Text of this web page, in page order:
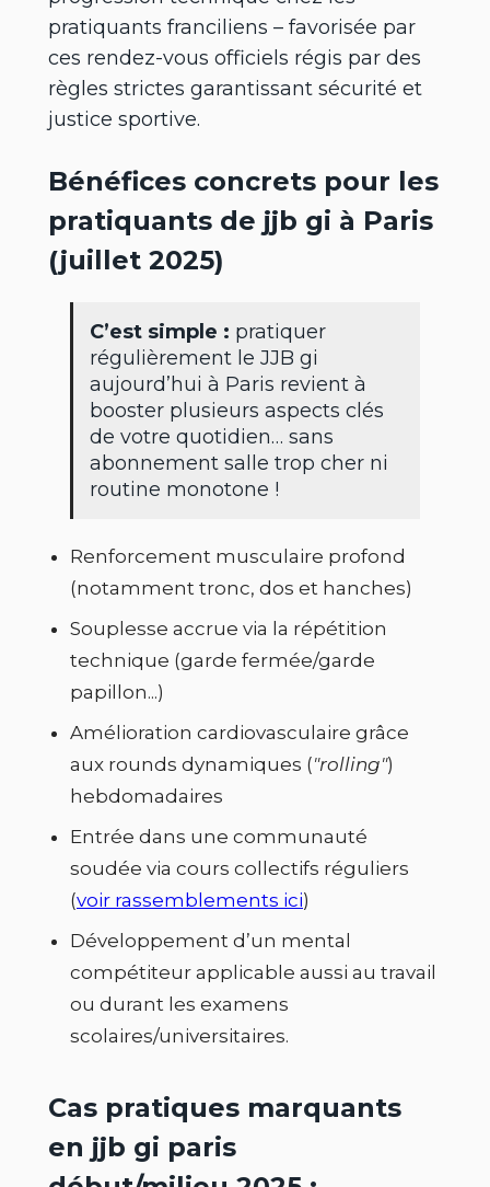
pratiquants franciliens – favorisée par
ces rendez-vous officiels régis par des
règles strictes garantissant sécurité et
justice sportive.
Bénéfices concrets pour les
pratiquants de jjb gi à Paris
(juillet 2025)
C’est simple : pratiquer
régulièrement le JJB gi
aujourd’hui à Paris revient à
booster plusieurs aspects clés
de votre quotidien… sans
abonnement salle trop cher ni
routine monotone !
Renforcement musculaire profond
(notamment tronc, dos et hanches)
Souplesse accrue via la répétition
technique (garde fermée/garde
papillon...)
Amélioration cardiovasculaire grâce
aux rounds dynamiques ("rolling")
hebdomadaires
Entrée dans une communauté
soudée via cours collectifs réguliers
(voir rassemblements ici)
Développement d’un mental
compétiteur applicable aussi au travail
ou durant les examens
scolaires/universitaires.
Cas pratiques marquants
en jjb gi paris